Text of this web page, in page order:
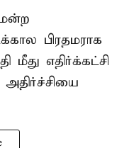
பிரதமராக
மீது எதிர்க்கட்சி